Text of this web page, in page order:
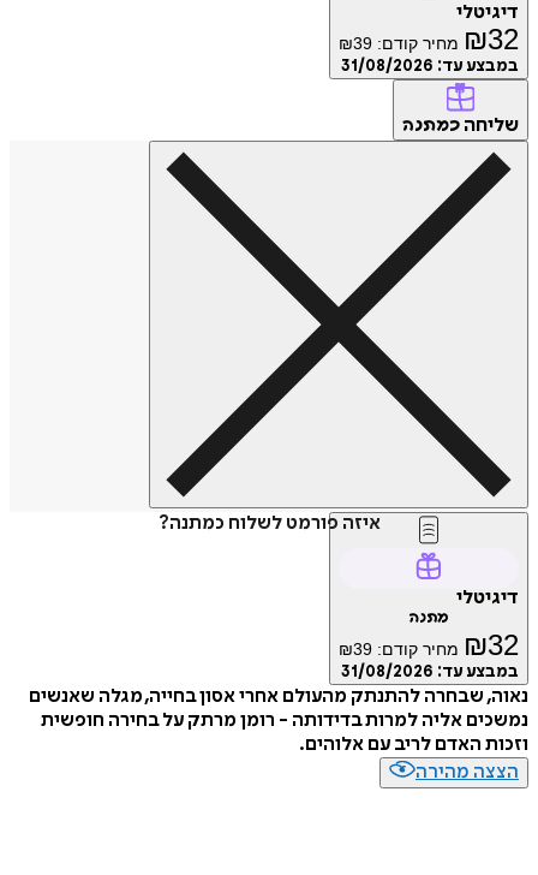
דיגיטלי
₪32 מחיר קודם: ₪39
במבצע עד: 31/08/2026
שליחה כמתנה
איזה פורמט לשלוח כמתנה?
דיגיטלי
מתנה
₪32 מחיר קודם: ₪39
במבצע עד: 31/08/2026
נאוה, שבחרה להתנתק מהעולם אחרי אסון בחייה, מגלה שאנשים
נמשכים אליה למרות בדידותה - רומן מרתק על בחירה חופשית
וזכות האדם לריב עם אלוהים.
הצצה מהירה